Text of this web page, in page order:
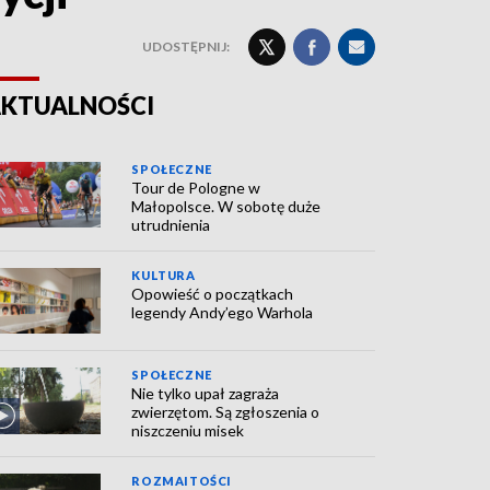
UDOSTĘPNIJ:
SPOŁECZNE
Tour de Pologne w
Małopolsce. W sobotę duże
utrudnienia
KULTURA
Opowieść o początkach
legendy Andy’ego Warhola
SPOŁECZNE
Nie tylko upał zagraża
zwierzętom. Są zgłoszenia o
niszczeniu misek
ROZMAITOŚCI